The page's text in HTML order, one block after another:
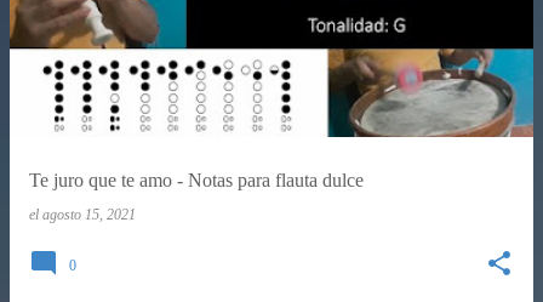
Te juro que te amo - Notas para flauta dulce
el agosto 15, 2021
0